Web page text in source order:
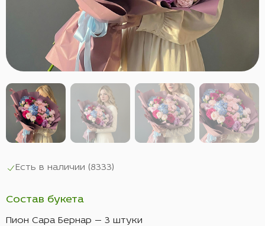
Есть в наличии (8333)
Состав букета
Пион Сара Бернар — 3 штуки